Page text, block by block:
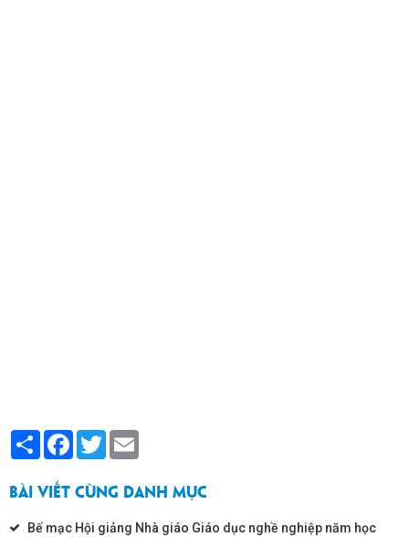
Share Facebook
Twitter
BÀI VIẾT CÙNG DANH MỤC
Bế mạc Hội giảng Nhà giáo Giáo dục nghề nghiệp năm học